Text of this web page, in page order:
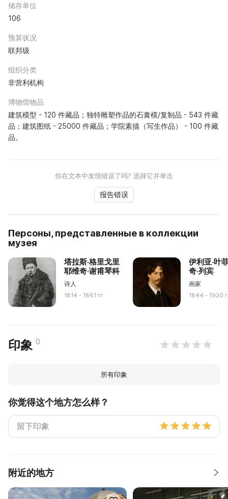
储存单位
106
预算状况
联邦级
组织分类
非营利机构
博物馆物品
建筑模型 - 120 件藏品；独特雕塑作品的石膏模/复制品 - 543 件藏
品；建筑图纸 - 25000 件藏品；学院素描（写生作品） - 100 件藏
品。
你在文本中发现错误了吗? 选择它并单击
报告错误
Персоны, представленные в коллекции
музея
塔拉斯·格里戈里
耶维奇·谢甫琴科
诗人
1814 - 1861 гг
伊利亚·叶
奇·列宾
画家
1844 - 1930
印象 0
所有印象
你觉得这个地方怎么样？
附近的地方